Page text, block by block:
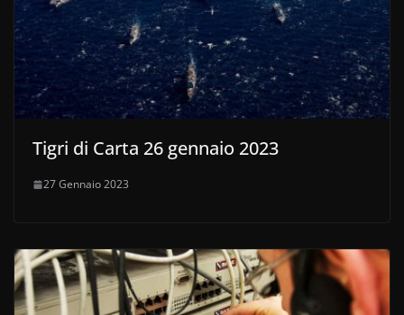
Tigri di Carta 26 gennaio 2023
27 Gennaio 2023